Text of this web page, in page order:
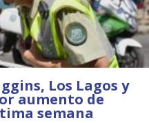
Los Lagos y
aumento de
semana